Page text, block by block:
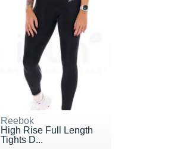
Reebok
High Rise Full Length
Tights D...